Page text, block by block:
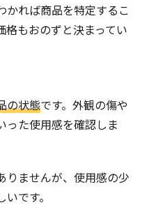
かれば商品を特定するこ
格もおのずと決まってい
の状態です。外観の傷や
った使用感を確認しま
りませんが、使用感の少
です。